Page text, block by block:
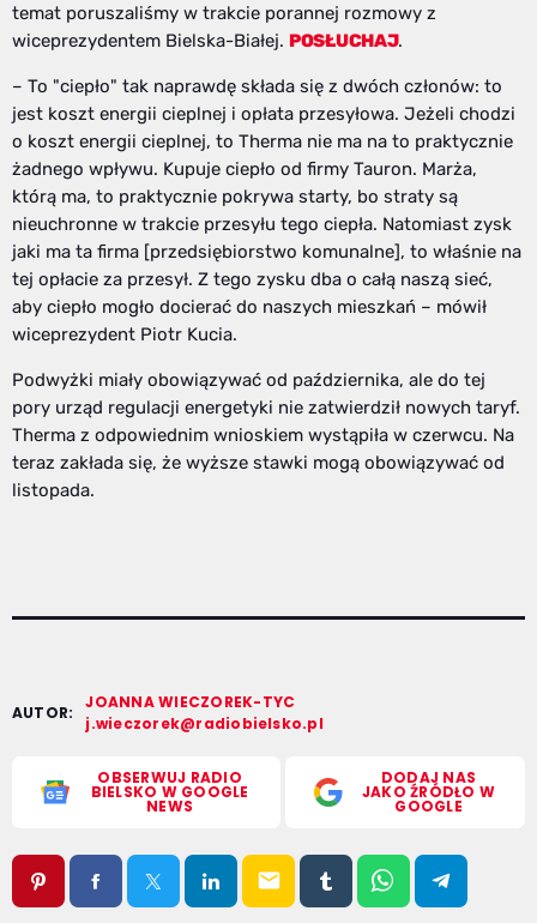
temat poruszaliśmy w trakcie porannej rozmowy z
wiceprezydentem Bielska-Białej. POSŁUCHAJ.
– To "ciepło" tak naprawdę składa się z dwóch członów: to
jest koszt energii cieplnej i opłata przesyłowa. Jeżeli chodzi
o koszt energii cieplnej, to Therma nie ma na to praktycznie
żadnego wpływu. Kupuje ciepło od firmy Tauron. Marża,
którą ma, to praktycznie pokrywa starty, bo straty są
nieuchronne w trakcie przesyłu tego ciepła. Natomiast zysk
jaki ma ta firma [przedsiębiorstwo komunalne], to właśnie na
tej opłacie za przesył. Z tego zysku dba o całą naszą sieć,
aby ciepło mogło docierać do naszych mieszkań – mówił
wiceprezydent Piotr Kucia.
Podwyżki miały obowiązywać od października, ale do tej
pory urząd regulacji energetyki nie zatwierdził nowych taryf.
Therma z odpowiednim wnioskiem wystąpiła w czerwcu. Na
teraz zakłada się, że wyższe stawki mogą obowiązywać od
listopada.
AUTOR:
JOANNA WIECZOREK-TYC
j.wieczorek@radiobielsko.pl
OBSERWUJ RADIO
BIELSKO W GOOGLE
NEWS
DODAJ NAS
JAKO ŹRÓDŁO W
GOOGLE
email